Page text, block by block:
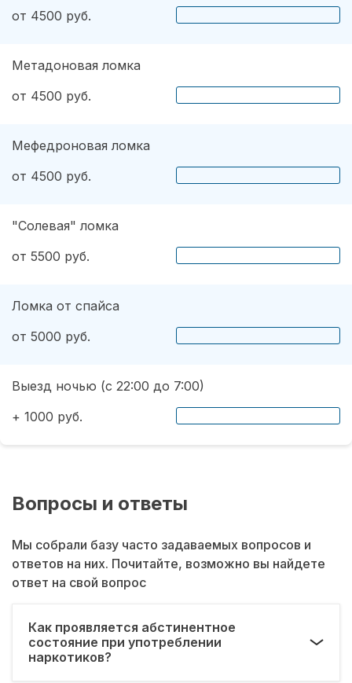
от 4500 руб.
Метадоновая ломка
от 4500 руб.
Мефедроновая ломка
от 4500 руб.
"Солевая" ломка
от 5500 руб.
Ломка от спайса
от 5000 руб.
Выезд ночью (с 22:00 до 7:00)
+ 1000 руб.
Вопросы и ответы
Мы собрали базу часто задаваемых вопросов и
ответов на них. Почитайте, возможно вы найдете
ответ на свой вопрос
Как проявляется абстинентное
состояние при употреблении
наркотиков?